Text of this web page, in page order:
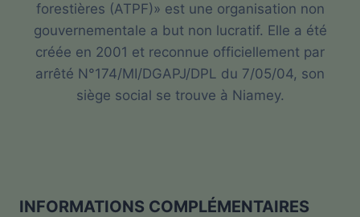
forestières (ATPF)» est une organisation non
gouvernementale a but non lucratif. Elle a été
créée en 2001 et reconnue officiellement par
arrêté N°174/MI/DGAPJ/DPL du 7/05/04, son
siège social se trouve à Niamey.
INFORMATIONS COMPLÉMENTAIRES